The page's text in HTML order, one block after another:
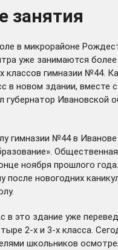
занятия
в микрорайоне
уже занимаются
классов гимназии №44.
в новом здании, вместе
губернатор Ивановской
гимназии №44 в
ноября прошлого
после новогодних
в это здание уже
2-х и 3-х класса.
школьников